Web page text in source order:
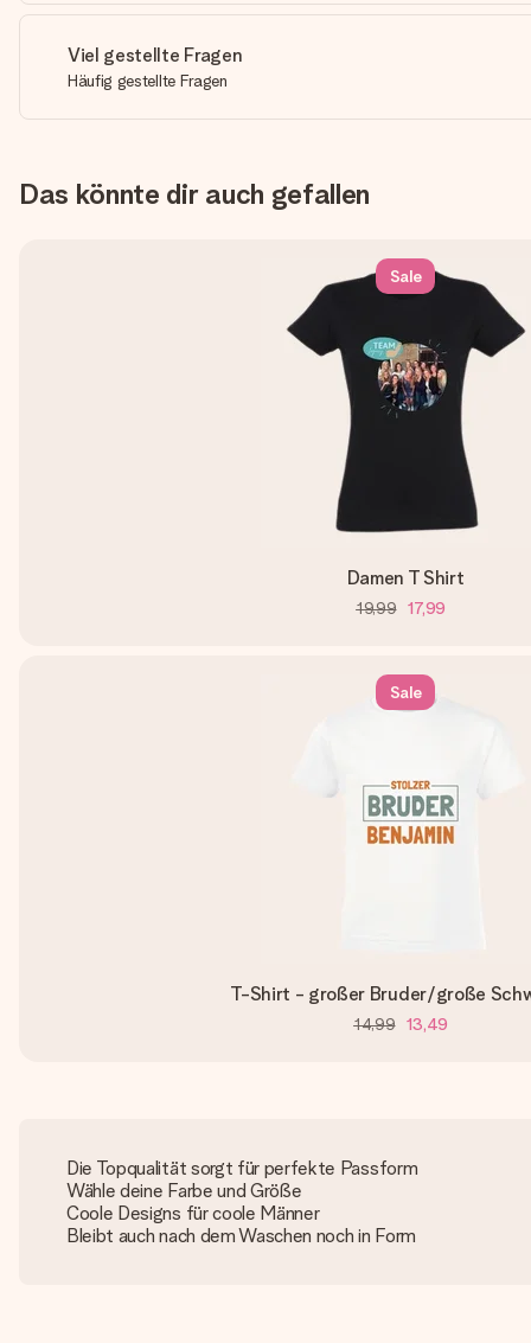
Viel gestellte Fragen
Häufig gestellte Fragen
Das könnte dir auch gefallen
Sale
Damen T Shirt
19,99 17,99
Sale
T-Shirt - großer Bruder/große
14,99 13,49
Die Topqualität sorgt für perfekte Passform
Wähle deine Farbe und Größe
Coole Designs für coole Männer
Bleibt auch nach dem Waschen noch in Form